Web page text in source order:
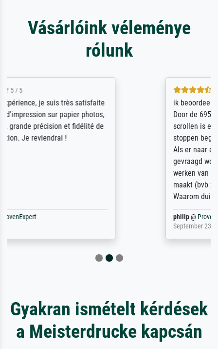
Vásárlóink véleménye
rólunk
ik beoordeel Meisterdrucke zeer positief.
Door de 69505 beschikbare kunstenaars
scrollen is echter onbegonnen werk (na
stoppen begint het weer van voor af aan).
werken van andere wat het onoverzichtelijk
maakt (bvb zoek Ros = ook Rops, Rose etc).
Gyakran ismételt kérdések
a Meisterdrucke kapcsán